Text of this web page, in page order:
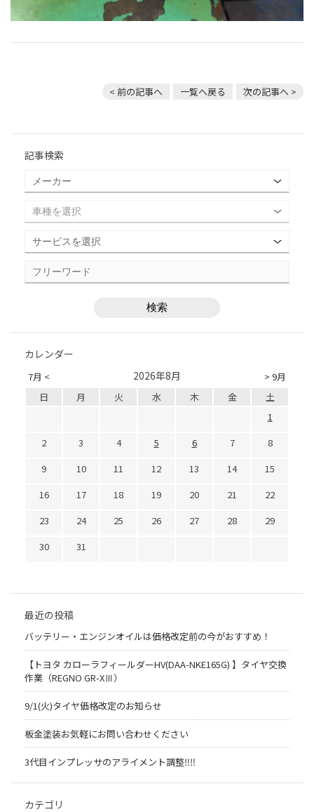
< 前の記事へ 一覧へ戻る 次の記事へ >
記事検索
カレンダー
7月 < > 9月
2026年8月
日 月 火 水 木 金
土
1
2
3 4 5 6 7
8
9
10 11 12 13 14
15
16
17 18 19 20 21
22
23
24 25 26 27 28
29
30
31
最近の投稿
バッテリー・エンジンオイルは価格改定前の今がおすすめ！
【トヨタ カローラフィールダーHV(DAA-NKE165G) 】タイヤ交換
作業（REGNO GR-XⅢ）
9/1(火)タイヤ価格改定のお知らせ
板金塗装お気軽にお問い合わせください
3代目インプレッサのアライメント調整‼︎‼︎
カテゴリ